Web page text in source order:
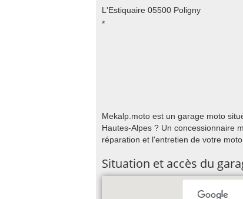
L'Estiquaire 05500 Poligny
*
Mekalp.moto est un garage moto
Hautes-Alpes ? Un concessionnaire
réparation et l'entretien de votre moto
Situation et accès du